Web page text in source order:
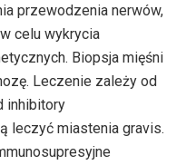
przewodzenia nerwów,
celu wykrycia
Biopsja mięśni
Leczenie zależy od
inhibitory
leczyć miastenia gravis.